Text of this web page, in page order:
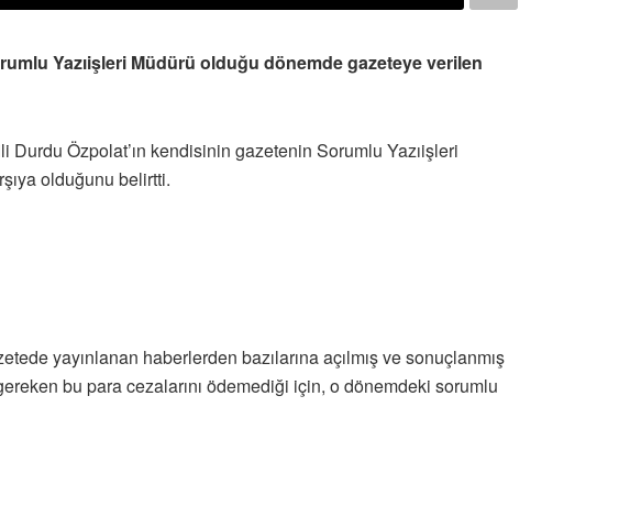
Yazıişleri Müdürü olduğu dönemde gazeteye verilen
Özpolat’ın kendisinin gazetenin Sorumlu Yazıişleri
olduğunu belirtti.
yayınlanan haberlerden bazılarına açılmış ve sonuçlanmış
bu para cezalarını ödemediği için, o dönemdeki sorumlu